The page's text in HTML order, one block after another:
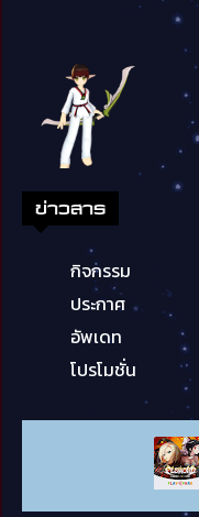
ข่าวสาร
กิจกรรม
ประกาศ
อัพเดท
โปรโมชั่น